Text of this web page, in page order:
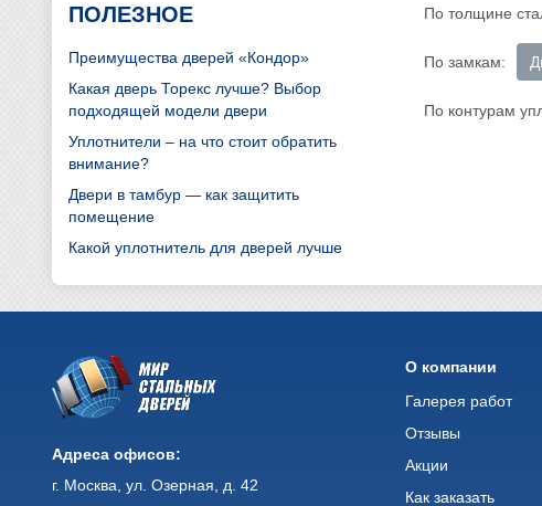
По толщине
По замкам:
По контурам
ПОЛЕЗНОЕ
Преимущества дверей «Кондор»
Какая дверь Торекс лучше? Выбор
подходящей модели двери
Уплотнители – на что стоит обратить
внимание?
Двери в тамбур — как защитить
помещение
Какой уплотнитель для дверей лучше
Адреса офисов:
г. Москва, ул. Озерная, д. 42
О компании
Галерея работ
Отзывы
Акции
Как заказать